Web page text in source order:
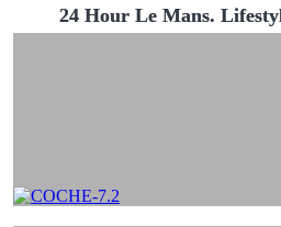
24 Hour Le Mans.